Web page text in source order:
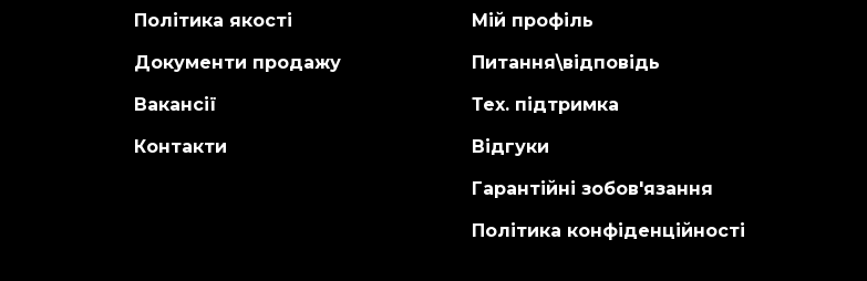
Політика якості
Документи продажу
Вакансії
Контакти
Мій профіль
Питання\відповідь
Тех. підтримка
Відгуки
Гарантійні зобов'язання
Політика конфіденційності